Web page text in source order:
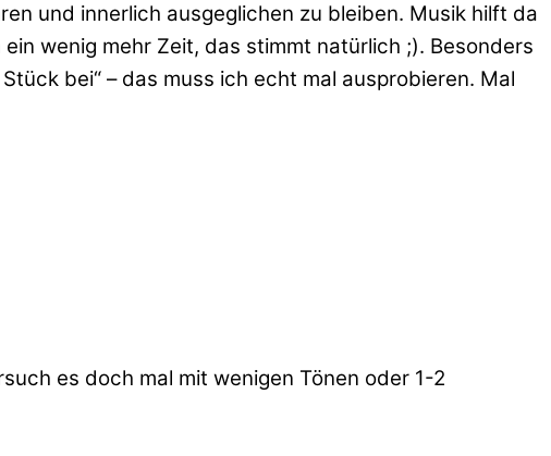
und innerlich ausgeglichen zu bleiben. Musik hilft da
wenig mehr Zeit, das stimmt natürlich ;). Besonders
bei“ – das muss ich echt mal ausprobieren. Mal
es doch mal mit wenigen Tönen oder 1-2